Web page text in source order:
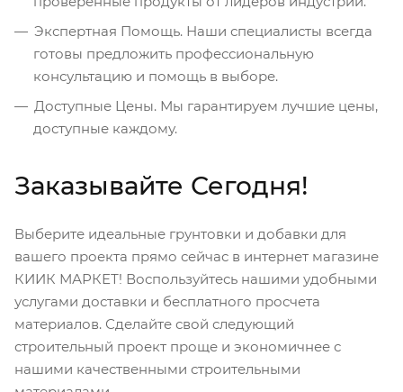
Экспертная Помощь. Наши специалисты всегда
готовы предложить профессиональную
консультацию и помощь в выборе.
Доступные Цены. Мы гарантируем лучшие цены,
доступные каждому.
Заказывайте Сегодня!
Выберите идеальные грунтовки и добавки для
вашего проекта прямо сейчас в интернет магазине
КИИК МАРКЕТ! Воспользуйтесь нашими удобными
услугами доставки и бесплатного просчета
материалов. Сделайте свой следующий
строительный проект проще и экономичнее с
нашими качественными строительными